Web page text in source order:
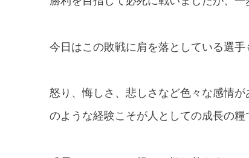
今日はこの敗戦に肩を落としている選手
怒り、悔しさ、悲しさなど色々な感情
のような経験こそが人としての成長の糧